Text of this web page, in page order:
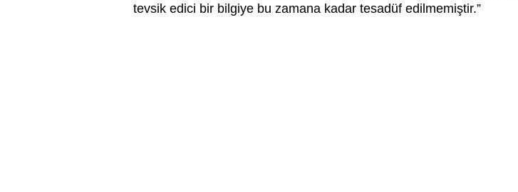
tevsik edici bir bilgiye bu zamana kadar tesadüf edilmemiştir.”